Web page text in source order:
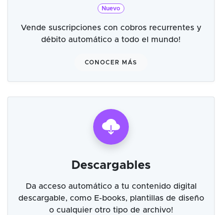
Nuevo
Vende suscripciones con cobros recurrentes y
débito automático a todo el mundo!
CONOCER MÁS
Descargables
Da acceso automático a tu contenido digital
descargable, como E-books, plantillas de diseño
o cualquier otro tipo de archivo!